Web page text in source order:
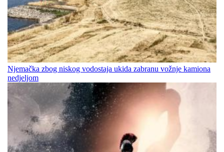
Njemačka zbog niskog vodostaja ukida zabranu vožnje kamiona
nedjeljom